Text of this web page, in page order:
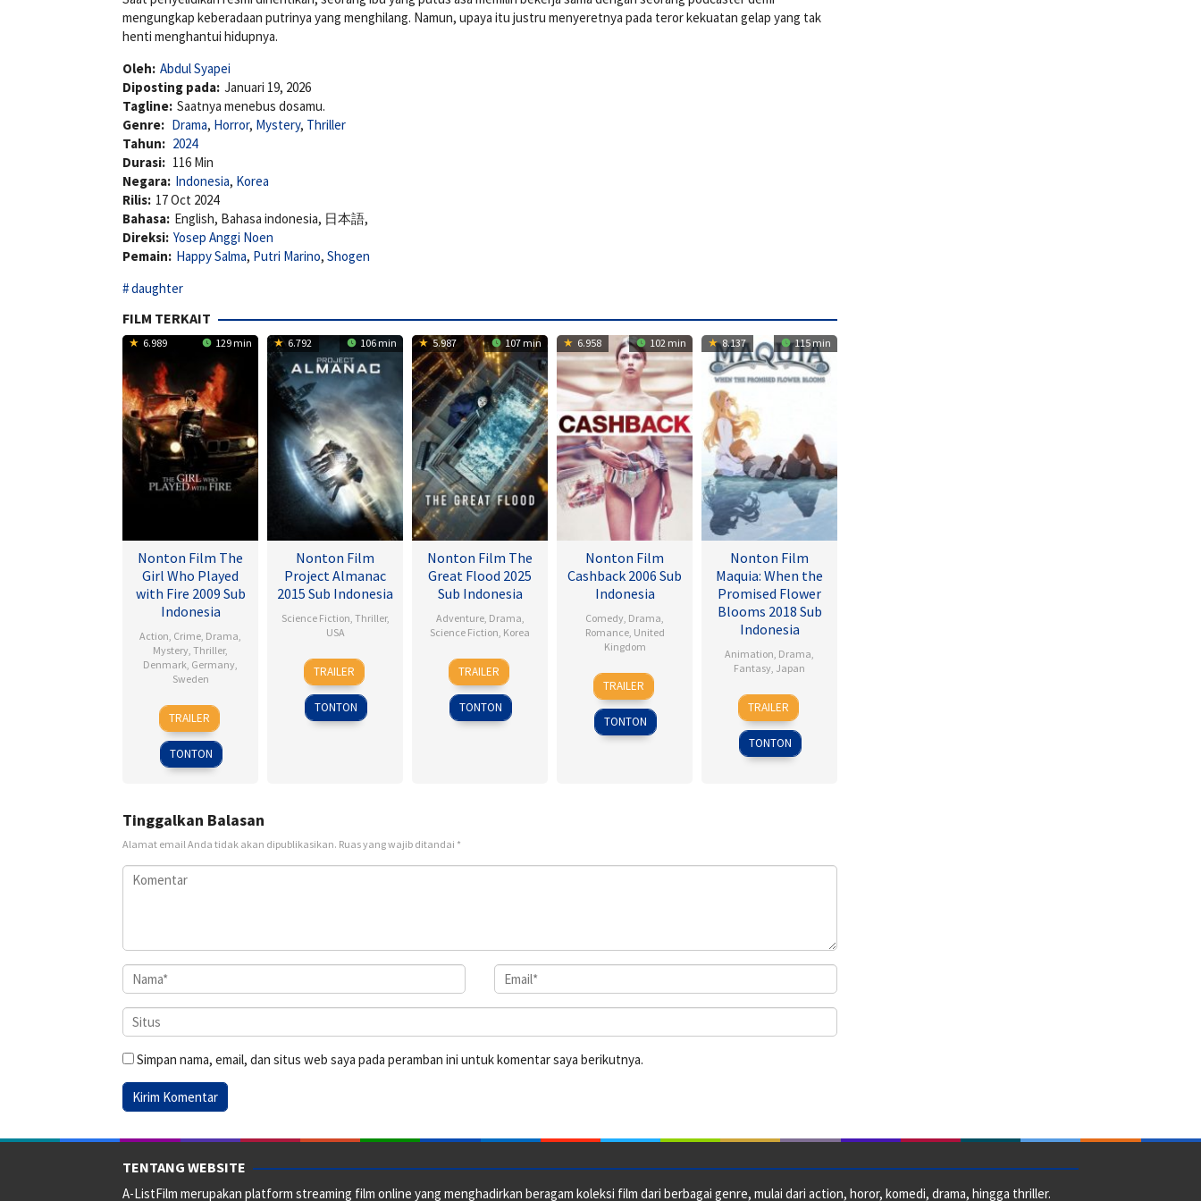
mengungkap keberadaan putrinya yang menghilang. Namun, upaya itu justru menyeretnya pada teror kekuatan gelap yang tak
henti menghantui hidupnya.
Oleh: Abdul Syapei
Diposting pada: Januari 19, 2026
Tagline: Saatnya menebus dosamu.
Genre: Drama, Horror, Mystery, Thriller
Tahun: 2024
Durasi: 116 Min
Negara: Indonesia, Korea
Rilis: 17 Oct 2024
Bahasa: English, Bahasa indonesia, 日本語,
Direksi: Yosep Anggi Noen
Pemain: Happy Salma, Putri Marino, Shogen
daughter
FILM TERKAIT
6.989 129 min
Nonton Film The
Girl Who Played
with Fire 2009 Sub
Indonesia
Action Crime Drama
Mystery Thriller,
Denmark Germany
Sweden
18
Sep
2009
Daniel
Alfredson
TRAILER
TONTON
6.792 106 min
Nonton Film
Project Almanac
2015 Sub Indonesia
Science Fiction Thriller,
USA
28
Jan
2015
Dean
Israelite
TRAILER
TONTON
5.987 107 min
Nonton Film The
Great Flood 2025
Sub Indonesia
Adventure, Drama
Science Fiction Korea
18
Sep
2025
Kim
Byung-
woo
TRAILER
TONTON
6.958 102 min
Nonton Film
Cashback 2006 Sub
Indonesia
Comedy Drama
Romance, United
Kingdom
17
Jan
2007
Sean
Ellis
TRAILER
TONTON
8.137 115 min
Nonton Film
Maquia: When the
Promised Flower
Blooms 2018 Sub
Indonesia
Animation Drama
Fantasy Japan
24
Feb
2018
Heo
Jong
TRAILER
TONTON
Tinggalkan Balasan
Alamat email Anda tidak akan dipublikasikan. Ruas yang wajib ditandai *
Simpan nama, email, dan situs web saya pada peramban ini untuk komentar saya berikutnya.
TENTANG WEBSITE
A-ListFilm merupakan platform streaming film online yang menghadirkan beragam koleksi film dari berbagai genre, mulai dari action, horor, komedi, drama, hingga thriller.